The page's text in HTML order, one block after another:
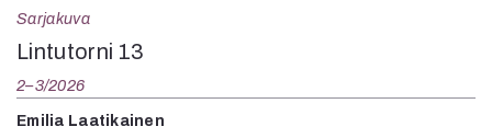
Sarjakuva
Lintutorni 13
2–3/2026
Emilia Laatikainen